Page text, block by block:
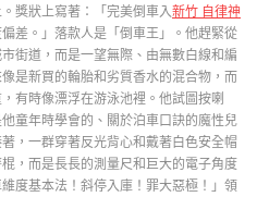
獎狀上寫著：「完美倒車入新竹 自律神
差。」落款人是「倒車王」。他趕緊從
街道，而是一望無際、由無數白線和編
是新買的輪胎和劣質香水的混合物，而
有時像漂浮在游泳池裡。他試圖按喇
童年時學會的、關於泊車口訣的魔性兒
，一群穿著反光背心和戴著白色安全帽
，而是長長的測量尺和巨大的電子角度
度基本法！斜停入庫！罪大惡極！」領